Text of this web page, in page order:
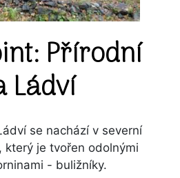
Přírodní
Ládví
se nachází v severní
který je tvořen odolnými
- buližníky.